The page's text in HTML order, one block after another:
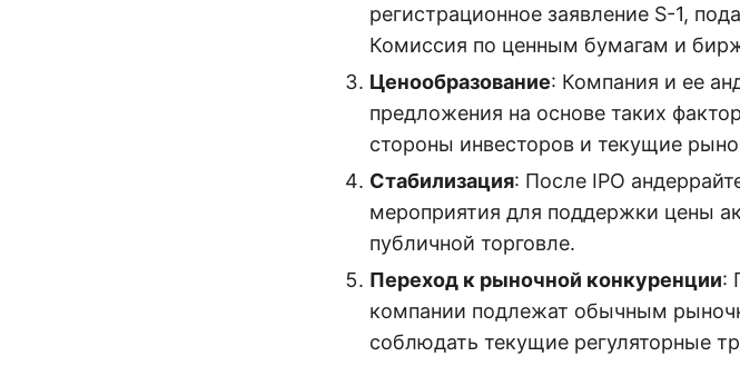
регистрационное заявление S-1,
Комиссия по ценным бумагам и
Ценообразование: Компания и ее
предложения на основе таких
стороны инвесторов и текущие
Стабилизация: После IPO
мероприятия для поддержки цены
публичной торговле.
Переход к рыночной конкуренции:
компании подлежат обычным
соблюдать текущие регуляторные